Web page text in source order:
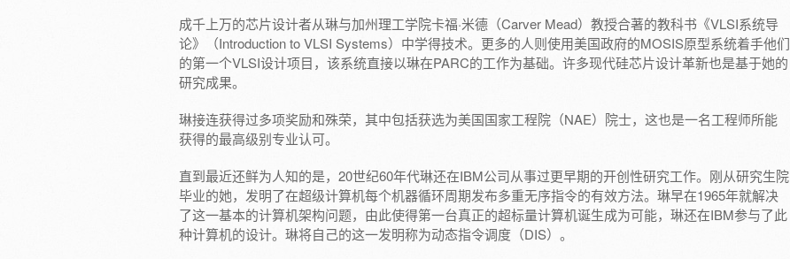
成千上万的芯片设计者从琳与加州理工学院卡福·米德（Carver Mead）教授合著的教科书《VLSI系统导
论》（Introduction to VLSI Systems）中学得技术。更多的人则使用美国政府的MOSIS原型系统着手他们
的第一个VLSI设计项目，该系统直接以琳在PARC的工作为基础。许多现代硅芯片设计革新也是基于她的
研究成果。
琳接连获得过多项奖励和殊荣，其中包括获选为美国国家工程院（NAE）院士，这也是一名工程师所能
获得的最高级别专业认可。
直到最近还鲜为人知的是，20世纪60年代琳还在IBM公司从事过更早期的开创性研究工作。刚从研究生院
毕业的她，发明了在超级计算机每个机器循环周期发布多重无序指令的有效方法。琳早在1965年就解决
了这一基本的计算机架构问题，由此使得第一台真正的超标量计算机诞生成为可能，琳还在IBM参与了此
种计算机的设计。琳将自己的这一发明称为动态指令调度（DIS）。